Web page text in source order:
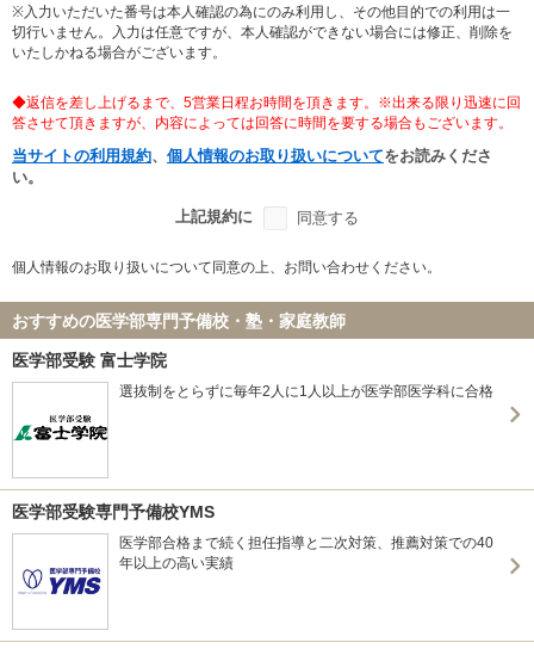
※入力いただいた番号は本人確認の為にのみ利用し、その他目的での利用は一
切行いません。入力は任意ですが、本人確認ができない場合には修正、削除を
いたしかねる場合がございます。
◆返信を差し上げるまで、5営業日程お時間を頂きます。※出来る限り迅速に回
答させて頂きますが、内容によっては回答に時間を要する場合もございます。
当サイトの利用規約、 個人情報のお取り扱いについてをお読みくださ
い。
上記規約に 同意する
個人情報のお取り扱いについて同意の上、お問い合わせください。
おすすめの医学部専門予備校・塾・家庭教師
医学部受験 富士学院
選抜制をとらずに毎年2人に1人以上が医学部医学科に合格
医学部受験専門予備校YMS
医学部合格まで続く担任指導と二次対策、推薦対策での40
年以上の高い実績